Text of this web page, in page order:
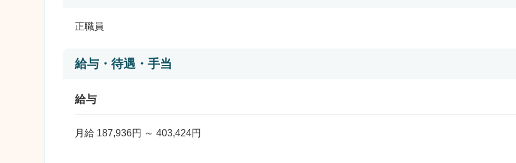
正職員
給与・待遇・手当
給与
月給 187,936円 ～ 403,424円